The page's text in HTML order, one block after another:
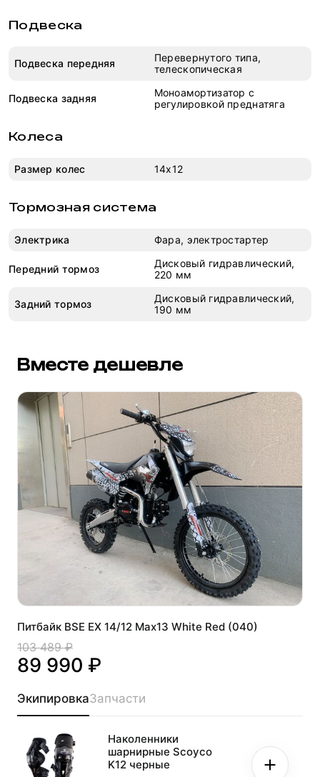
Подвеска
Подвеска передняя
Перевернутого типа,
телескопическая
Подвеска задняя
Моноамортизатор с
регулировкой преднатяга
Колеса
Размер колес 14х12
Тормозная система
Электрика Фара, электростартер
Передний тормоз
Дисковый гидравлический,
220 мм
Задний тормоз
Дисковый гидравлический,
190 мм
Вместе дешевле
Питбайк BSE EX 14/12 Max13 White Red (040)
103 489 ₽
89 990 ₽
ЭкипировкаЗапчасти
Наколенники
шарнирные Scoyco
K12 черные